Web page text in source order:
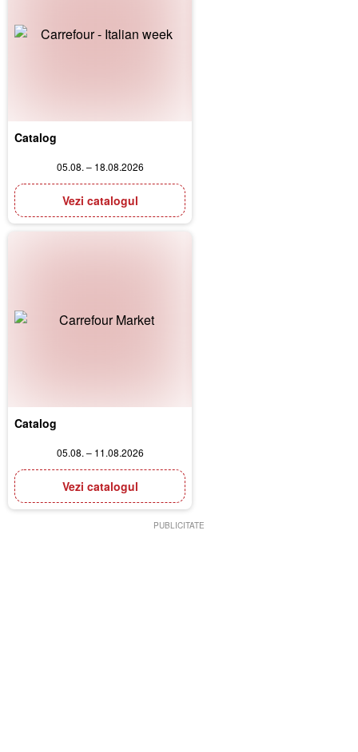
Catalog
05.08. – 18.08.2026
Vezi catalogul
Catalog
05.08. – 11.08.2026
Vezi catalogul
PUBLICITATE